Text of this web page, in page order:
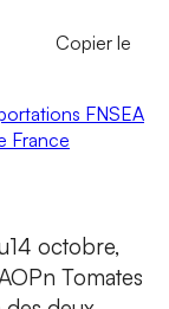
Copier le
FNSEA
France
octobre,
Tomates